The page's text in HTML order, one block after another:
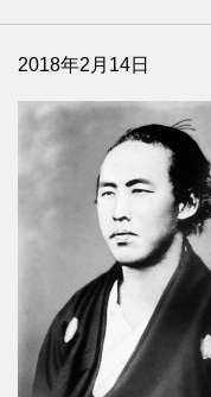
2018年2月14日